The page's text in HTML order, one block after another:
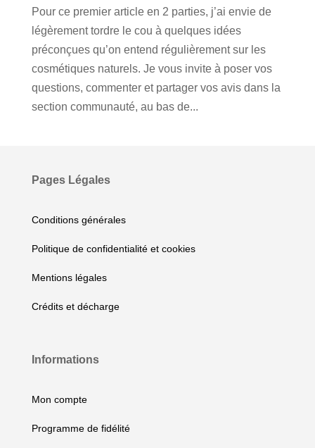
Pour ce premier article en 2 parties, j’ai envie de
légèrement tordre le cou à quelques idées
préconçues qu’on entend régulièrement sur les
cosmétiques naturels. Je vous invite à poser vos
questions, commenter et partager vos avis dans la
section communauté, au bas de...
Pages Légales
Conditions générales
Politique de confidentialité et cookies
Mentions légales
Crédits et décharge
Informations
Mon compte
Programme de fidélité